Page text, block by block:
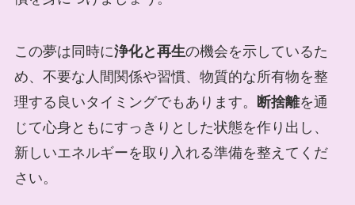
この夢は同時に浄化と再生の機会を示しているた
め、不要な人間関係や習慣、物質的な所有物を整
理する良いタイミングでもあります。
断捨離を通
じて心身ともにすっきりとした状態を作り出し、
新しいエネルギーを取り入れる準備を整えてくだ
さい。